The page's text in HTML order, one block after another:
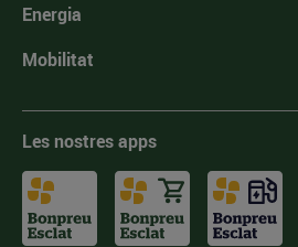
Energia
Mobilitat
Les nostres apps